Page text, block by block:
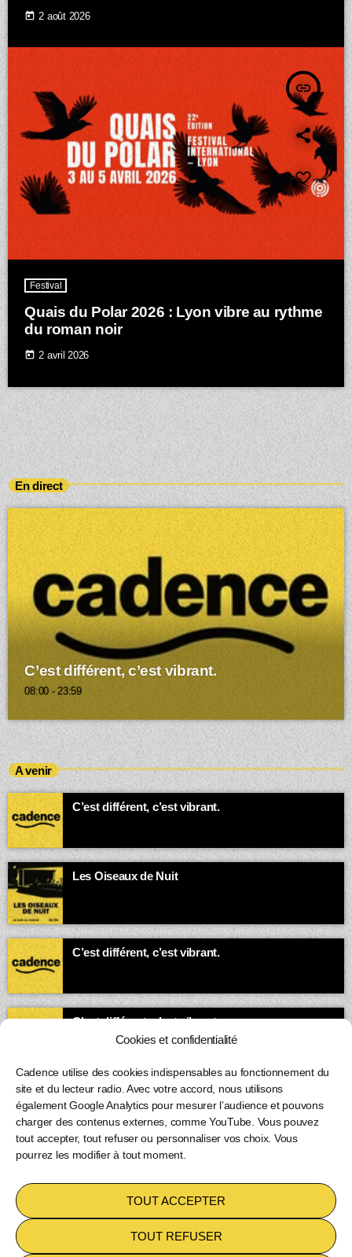
Cookies et confidentialité
Cadence utilise des cookies indispensables au fonctionnement du
site et du lecteur radio. Avec votre accord, nous utilisons
également Google Analytics pour mesurer l’audience et pouvons
charger des contenus externes, comme YouTube. Vous pouvez
tout accepter, tout refuser ou personnaliser vos choix. Vous
pourrez les modifier à tout moment.
TOUT ACCEPTER
TOUT REFUSER
today 2 août 2026
insert_link
Festival
Quais du Polar 2026 : Lyon vibre au rythme
du roman noir
today 2 avril 2026
En direct
C’est différent, c’est vibrant.
08:00 - 23:59
A venir
C’est différent, c’est vibrant.
Les Oiseaux de Nuit
C’est différent, c’est vibrant.
C’est différent, c’est vibrant.
00:00 - 23:59
POLITIQUE DE COOKIES (UE)